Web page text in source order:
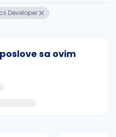
Developer
sa ovim